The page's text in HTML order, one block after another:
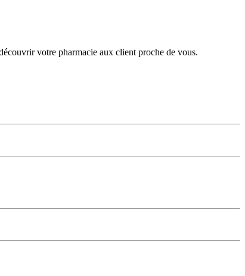
votre pharmacie aux client proche de vous.